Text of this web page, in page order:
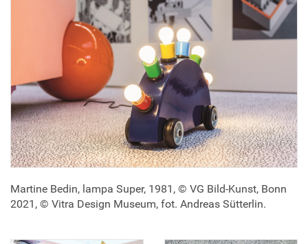
Martine Bedin, lampa Super, 1981, © VG Bild-Kunst, Bonn
2021, © Vitra Design Museum, fot. Andreas Sütterlin.